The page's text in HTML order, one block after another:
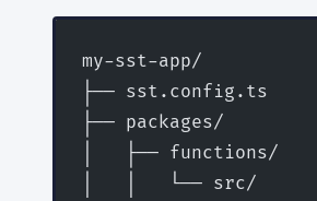
my-sst-app/
├── sst.config.ts
├── packages/
│   ├── functions/
│   │   └── src/